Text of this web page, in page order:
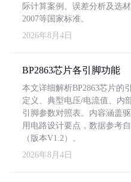
际计算案例、误差分析及选
2007等国家标准。
2026年8月4日
BP2863芯片各引脚功能
本文详细解析BP2863芯片的
定义、典型电压/电流值、内
引脚参数对照表。内容涵盖
用电路设计要点，数据参考
（版本V1.2）。
2026年8月4日